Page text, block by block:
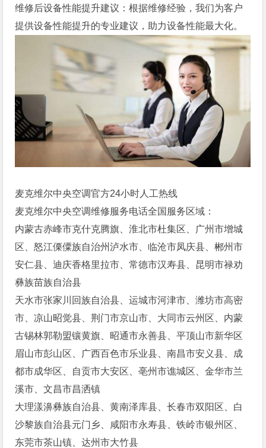
维修后设备性能提升建议：根据维修经验，我们为客户
提供设备性能提升的专业建议，助力设备性能最大化。
麦克维尔中央空调官方24小时人工热线
麦克维尔中央空调维修服务电话全国服务区域：
内蒙古赤峰市克什克腾旗、淮北市杜集区、广州市增城
区、怒江傈僳族自治州泸水市、临沧市凤庆县、郴州市
安仁县、迪庆香格里拉市、常德市汉寿县、昆明市禄劝
彝族苗族自治县
天水市张家川回族自治县、运城市河津市、潍坊市高密
市、凉山昭觉县、荆门市京山市、大同市云州区、内蒙
古锡林郭勒盟镶黄旗、昭通市永善县、平顶山市新华区
眉山市彭山区、广西百色市乐业县、南昌市安义县、成
都市成华区、自贡市大安区、亳州市谯城区、金华市兰
溪市、文昌市昌洒镇
大理漾濞彝族自治县、黄南泽库县、长春市双阳区、白
沙黎族自治县元门乡、咸阳市永寿县、铁岭市银州区、
东莞市茶山镇、达州市大竹县